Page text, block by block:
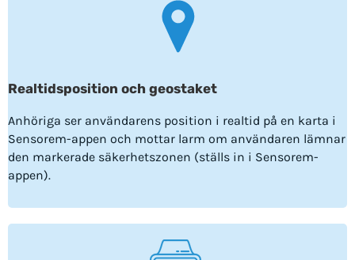
Realtidsposition och geostaket
Anhöriga ser användarens position i realtid på en karta i
Sensorem-appen och mottar larm om användaren lämnar
den markerade säkerhetszonen (ställs in i Sensorem-
appen).